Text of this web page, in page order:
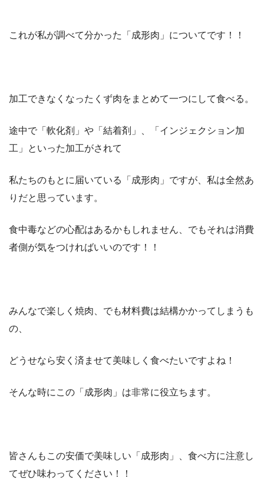
これが私が調べて分かった「成形肉」についてです！！
加工できなくなったくず肉をまとめて一つにして食べる。
途中で「軟化剤」や「結着剤」、「インジェクション加
工」といった加工がされて
私たちのもとに届いている「成形肉」ですが、私は全然あ
りだと思っています。
食中毒などの心配はあるかもしれません、でもそれは消費
者側が気をつければいいのです！！
みんなで楽しく焼肉、でも材料費は結構かかってしまうも
の、
どうせなら安く済ませて美味しく食べたいですよね！
そんな時にこの「成形肉」は非常に役立ちます。
皆さんもこの安価で美味しい「成形肉」、食べ方に注意し
てぜひ味わってください！！